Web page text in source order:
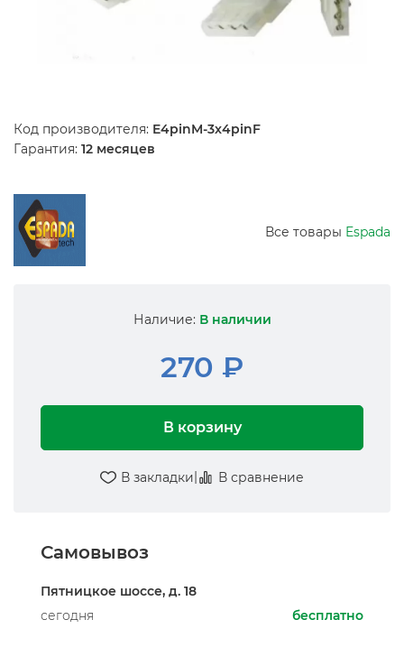
Код производителя: E4pinM-3x4pinF
Гарантия: 12 месяцев
Все товары Espada
Наличие: В наличии
270 ₽
В корзину
В закладки| В сравнение
Самовывоз
Пятницкое шоссе, д. 18
сегодня
бесплатно